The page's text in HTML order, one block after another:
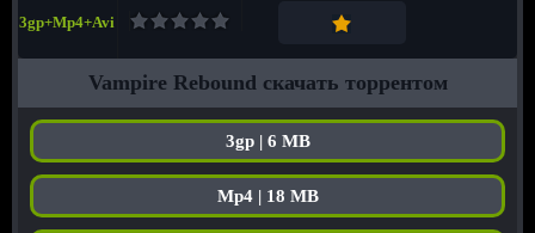
3gp+Mp4+Avi
Vampire Rebound скачать торрентом
3gp | 6 MB
Mp4 | 18 MB